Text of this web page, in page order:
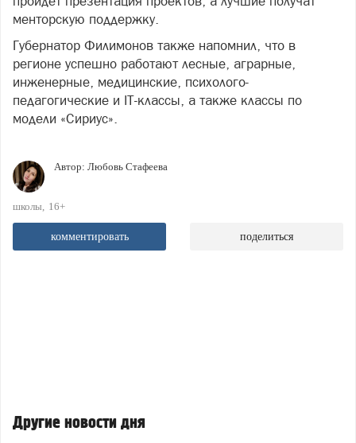
менторскую поддержку.
Губернатор Филимонов также напомнил, что в
регионе успешно работают лесные, аграрные,
инженерные, медицинские, психолого-
педагогические и IT-классы, а также классы по
модели «Сириус».
Автор: Любовь Стафеева
школы 16+
комментировать поделиться
Другие новости дня